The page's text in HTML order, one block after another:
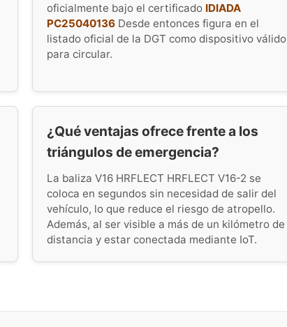
oficialmente bajo el certificado IDIADA
PC25040136 Desde entonces figura en el
listado oficial de la DGT como dispositivo válido
para circular.
¿Qué ventajas ofrece frente a los
triángulos de emergencia?
La baliza V16 HRFLECT HRFLECT V16-2 se
coloca en segundos sin necesidad de salir del
vehículo, lo que reduce el riesgo de atropello.
Además, al ser visible a más de un kilómetro de
distancia y estar conectada mediante IoT.